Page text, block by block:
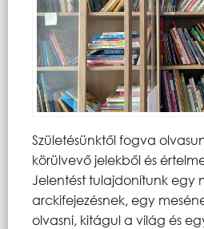
Születésünktől fogva
körülvevő jelekből és
Jelentést tulajdonítunk egy
arckifejezésnek, egy
olvasni, kitágul a világ és